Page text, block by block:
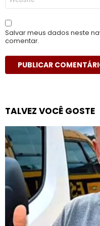
Salvar meus dados neste
comentar.
TALVEZ VOCÊ GOSTE